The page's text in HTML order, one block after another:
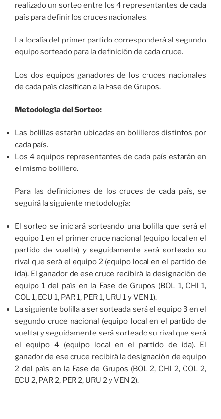
realizado un sorteo entre los 4 representantes de cada
país para definir los cruces nacionales.
La localía del primer partido corresponderá al segundo
equipo sorteado para la definición de cada cruce.
Los dos equipos ganadores de los cruces nacionales
de cada país clasifican a la Fase de Grupos.
Metodología del Sorteo:
Las bolillas estarán ubicadas en bolilleros distintos por
cada país.
Los 4 equipos representantes de cada país estarán en
el mismo bolillero.
Para las definiciones de los cruces de cada país, se
seguirá la siguiente metodología:
El sorteo se iniciará sorteando una bolilla que será el
equipo 1 en el primer cruce nacional (equipo local en el
partido de vuelta) y seguidamente será sorteado su
rival que será el equipo 2 (equipo local en el partido de
ida). El ganador de ese cruce recibirá la designación de
equipo 1 del país en la Fase de Grupos (BOL 1, CHI 1,
COL 1, ECU 1, PAR 1, PER 1, URU 1 y VEN 1).
La siguiente bolilla a ser sorteada será el equipo 3 en el
segundo cruce nacional (equipo local en el partido de
vuelta) y seguidamente será sorteado su rival que será
el equipo 4 (equipo local en el partido de ida). El
ganador de ese cruce recibirá la designación de equipo
2 del país en la Fase de Grupos (BOL 2, CHI 2, COL 2,
ECU 2, PAR 2, PER 2, URU 2 y VEN 2).